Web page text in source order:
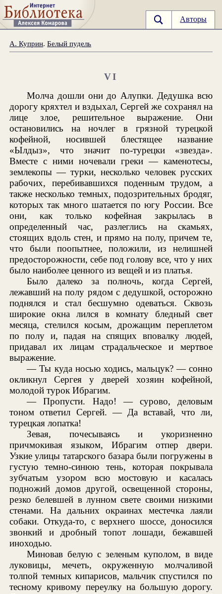
Авторы
А. Куприн.Белый пудель
VI
Молча дошли они до Алупки. Дедушка всю
дорогу кряхтел и вздыхал, Сергей же сохранял на
лице злое, решительное выражение. Они
остановились на ночлег в грязной турецкой
кофейной, носившей блестящее название
«Ылдыз», что значит по-турецки «звезда».
Вместе с ними ночевали греки — каменотесы,
землекопы — турки, несколько человек русских
рабочих, перебивавшихся поденным трудом, а
также несколько темных, подозрительных бродяг,
которых так много шатается по югу России. Все
они, как только кофейная закрылась в
определенный час, разлеглись на скамьях,
стоящих вдоль стен, и прямо на полу, причем те,
что были поопытнее, положили, из нелишней
предосторожности, себе под голову все, что у них
было наиболее ценного из вещей и из платья.
Было далеко за полночь, когда Сергей,
лежавший на полу рядом с дедушкой, осторожно
поднялся и стал бесшумно одеваться. Сквозь
широкие окна лился в комнату бледный свет
месяца, стелился косым, дрожащим переплетом
по полу и, падая на спящих вповалку людей,
придавал их лицам страдальческое и мертвое
выражение.
— Ты куда носью ходись, мальцук? — сонно
окликнул Сергея у дверей хозяин кофейной,
молодой турок Ибрагим.
— Пропусти. Надо! — сурово, деловым
тоном ответил Сергей. — Да вставай, что ли,
турецкая лопатка!
Зевая, почесываясь и укоризненно
причмокивая языком, Ибрагим отпер двери.
Узкие улицы татарского базара были погружены в
густую темно-синюю тень, которая покрывала
зубчатым узором всю мостовую и касалась
подножий домов другой, освещенной стороны,
резко белевшей в лунном свете своими низкими
стенами. На дальних окраинах местечка лаяли
собаки. Откуда-то, с верхнего шоссе, доносился
звонкий и дробный топот лошади, бежавшей
иноходью.
Миновав белую с зеленым куполом, в виде
луковицы, мечеть, окруженную молчаливой
толпой темных кипарисов, мальчик спустился по
тесному кривому переулку на большую дорогу.